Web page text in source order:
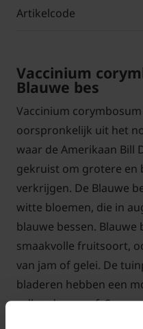
Artikelcode
Vaccinium
Blauwe bes
Vaccinium
oorspronkelijk uit het
waar de Amerikaan Bill
gekruist om grotere en
verkrijgen. De Blauwe
witte bloemen, die in
blauwe bessen. Blauwe
smaakvolle fruitsoort,
van jam of gelei. De
bladeren hebben een
vallen daarna af. Span
de tuinplant, om de